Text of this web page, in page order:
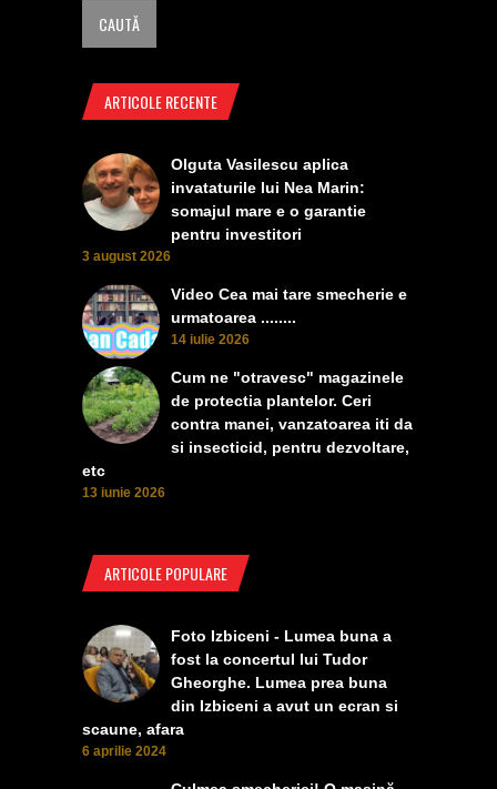
ARTICOLE RECENTE
Olguta Vasilescu aplica
invataturile lui Nea Marin:
somajul mare e o garantie
pentru investitori
3 august 2026
Video Cea mai tare smecherie e
urmatoarea ........
14 iulie 2026
Cum ne "otravesc" magazinele
de protectia plantelor. Ceri
contra manei, vanzatoarea iti da
si insecticid, pentru dezvoltare,
etc
13 iunie 2026
ARTICOLE POPULARE
Foto Izbiceni - Lumea buna a
fost la concertul lui Tudor
Gheorghe. Lumea prea buna
din Izbiceni a avut un ecran si
scaune, afara
6 aprilie 2024